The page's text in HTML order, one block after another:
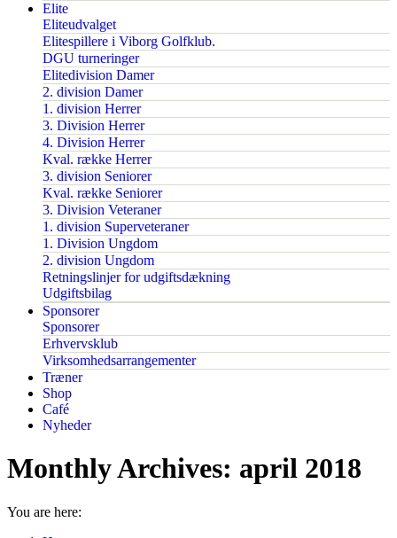
Elite
Eliteudvalget
Elitespillere i Viborg Golfklub.
DGU turneringer
Elitedivision Damer
2. division Damer
1. division Herrer
3. Division Herrer
4. Division Herrer
Kval. række Herrer
3. division Seniorer
Kval. række Seniorer
3. Division Veteraner
1. division Superveteraner
1. Division Ungdom
2. division Ungdom
Retningslinjer for udgiftsdækning
Udgiftsbilag
Sponsorer
Sponsorer
Erhvervsklub
Virksomhedsarrangementer
Træner
Shop
Café
Nyheder
Monthly Archives: april 2018
You are here: